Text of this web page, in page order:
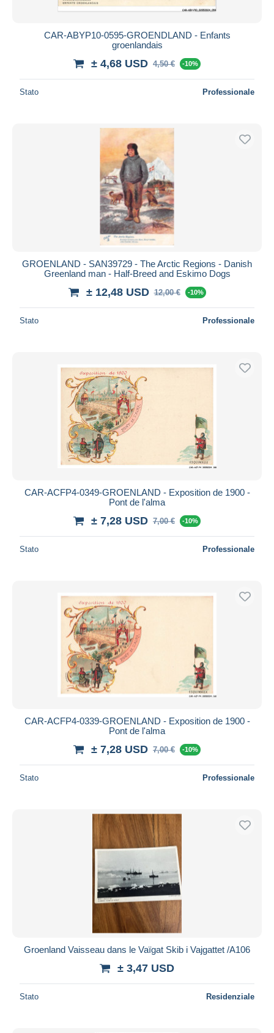
CAR-ABYP10-0595-GROENDLAND - Enfants
groenlandais
± 4,68 USD 4,50 € -10%
Stato Professionale
GROENLAND - SAN39729 - The Arctic Regions - Danish
Greenland man - Half-Breed and Eskimo Dogs
± 12,48 USD 12,00 € -10%
Stato Professionale
CAR-ACFP4-0349-GROENLAND - Exposition de 1900 -
Pont de l'alma
± 7,28 USD 7,00 € -10%
Stato Professionale
CAR-ACFP4-0339-GROENLAND - Exposition de 1900 -
Pont de l'alma
± 7,28 USD 7,00 € -10%
Stato Professionale
Groenland Vaisseau dans le Vaïgat Skib i Vajgattet /A106
± 3,47 USD
Stato Residenziale